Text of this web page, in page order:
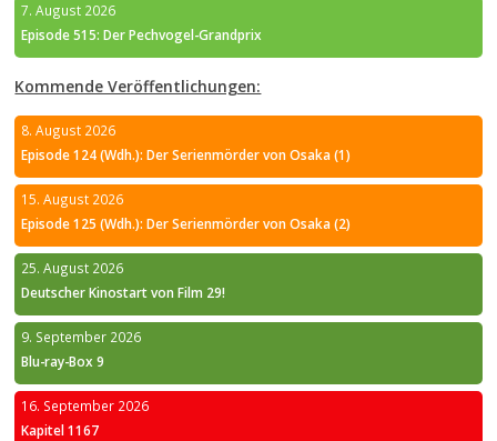
7. August 2026
Episode 515: Der Pechvogel-Grandprix
Kommende Veröffentlichungen:
8. August 2026
Episode 124 (Wdh.): Der Serienmörder von Osaka (1)
15. August 2026
Episode 125 (Wdh.): Der Serienmörder von Osaka (2)
25. August 2026
Deutscher Kinostart von Film 29!
9. September 2026
Blu-ray-Box 9
16. September 2026
Kapitel 1167